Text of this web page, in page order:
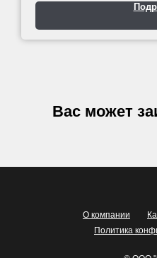
Вас может
О компании
Политика